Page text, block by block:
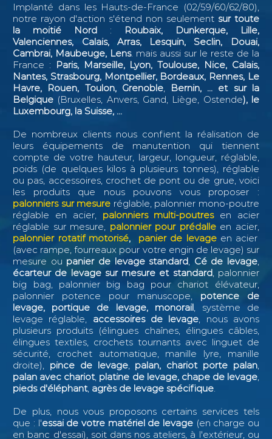
Implanté dans les Hauts-de-France (02/59/60/62/80),
notre rayon d'action s'étend non seulementsur toute
la moitié Nord :
Roubaix, Dunkerque, Lille,
Valenciennes, Calais, Arras, Lesquin, Seclin,
Douai,
Cambrai, Maubeuge, Lens. mais aussi sur le reste de la
France : Paris, Marseille, Lyon, Toulouse, Nice, Calais,
Nantes, Strasbourg, Montpellier, Bordeaux, Rennes, Le
Havre, Rouen, Toulon, Grenoble, Bernin, ... et sur la
Belgique (Bruxelles, Anvers, Gand, Liège, Ostende), le
Luxembourg, la Suisse, ...
De nombreux clients nous confient la réalisation de
leurs équipements de manutention qui tiennent
compte de votre hauteur, largeur, longueur, réglable,
poids (de quelques kilos à plusieurs tonnes), réglable
ou pas, accessoires, crochet de pont ou de grue, voici
les produits que nous pouvons vous proposer :
palonniers sur mesure réglable, palonnier mono-poutre
réglable en acier,palonniers multi-poutres en acier
réglable sur mesure, palonnier pour prédalle en acier,
palonnier rotatif motorisé, panier de levage en acier
(avec rampe, fourreaux pour votre engin de levage) sur
mesure ou panier de levage standard, Cé de levage,
écarteur de levage sur mesure et standard, palonnier
big bag, palonnier big bag pour chariot élévateur,
palonnier potence pour manuscope, potence de
levage, portique de levage, monorail, système de
levage réglable, accessoires de levage, nous avons
plusieurs produits (élingues chaînes, élingues câbles,
élingues textiles, crochets tournants avec linguet de
sécurité, crochet automatique, manille lyre, manille
droite), pince de levage, palan, chariot porte palan,
palan avec chariot, platine de levage, chape de levage,
pieds d'éléphant, agrès de levage spécifique.
De plus, nous vous proposons certains services tels
que : l'essai de votre matériel de levage (en charge ou
en banc d'essai), soit dans nos ateliers, à l'extérieur, ou